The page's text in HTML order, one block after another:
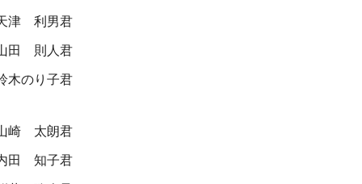
津 利男君
田 則人君
木のり子君
崎 太朗君
田 知子君